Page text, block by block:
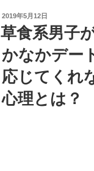
投
稿
日:
2019年5月12日
草食系男子
かなかデー
応じてくれ
心理とは？